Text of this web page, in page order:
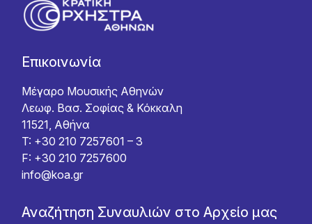
Επικοινωνία
Μέγαρο Μουσικής Αθηνών
Λεωφ. Βασ. Σοφίας & Κόκκαλη
11521, Αθήνα
T: +30 210 7257601 – 3
F: +30 210 7257600
info@koa.gr
Αναζήτηση Συναυλιών στο Αρχείο μας